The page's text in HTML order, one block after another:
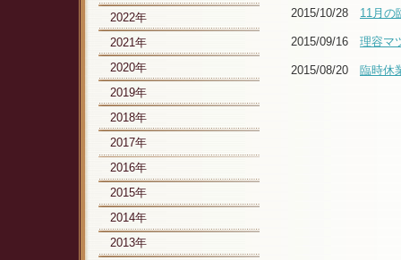
2015/10/28 11月の
2015/09/16 理容マ
2015/08/20 臨時休
2022年
2021年
2020年
2019年
2018年
2017年
2016年
2015年
2014年
2013年